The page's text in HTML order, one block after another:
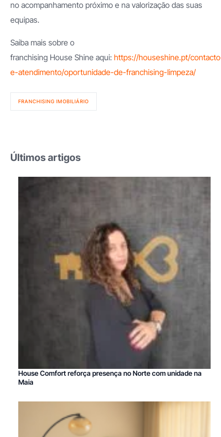
no acompanhamento próximo e na valorização das suas
equipas.
Saiba mais sobre o
franchising House Shine aqui:https://houseshine.pt/
e-atendimento/oportunidade-de-franchising-limpeza/
FRANCHISING IMOBILIÁRIO
Últimos artigos
House Comfort reforça presença no Norte com unidade na
Maia